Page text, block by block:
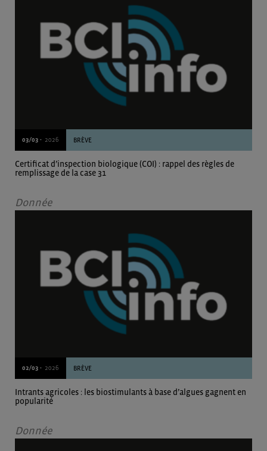
03/03 - 2026 BRÈVE
Certificat d’inspection biologique (COI) : rappel des règles de
remplissage de la case 31
Donnée
02/03 - 2026 BRÈVE
Intrants agricoles : les biostimulants à base d’algues gagnent en
popularité
Donnée